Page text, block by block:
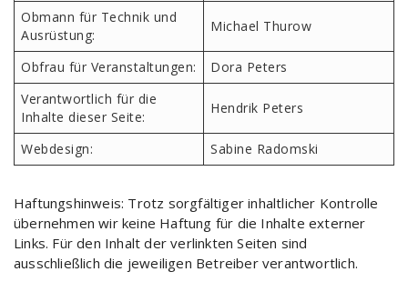
Obmann für Technik und
Ausrüstung:
Michael Thurow
Obfrau für Veranstaltungen:
Dora Peters
Verantwortlich für die
Inhalte dieser Seite:
Hendrik Peters
Webdesign: Sabine Radomski
Haftungshinweis: Trotz sorgfältiger inhaltlicher Kontrolle
übernehmen wir keine Haftung für die Inhalte externer
Links. Für den Inhalt der verlinkten Seiten sind
ausschließlich die jeweiligen Betreiber verantwortlich.